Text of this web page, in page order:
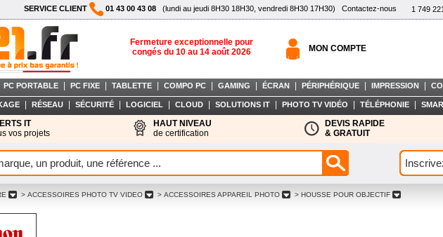
1 749 221
SERVICE CLIENT 01 43 00 43 08 (lundi au jeudi 8H30 18H30, vendredi 8H30 17H30) Contactez-nous
Fermeture exceptionnelle pour
congés du 10 au 14 août 2026
MON COMPTE
PC PORTABLE PC FIXE TABLETTE COMPO PC GAMING ÉCRAN PÉRIPHÉRIQUE IMPRESSION
RÉSEAU SÉCURITÉ LOGICIEL CLOUD SOLUTIONS IT PHOTO TV VIDÉO TÉLÉPHONIE
IT
vos projets
HAUT NIVEAU
de certification
DEVIS RAPIDE
& GRATUIT
> ACCESSOIRES PHOTO TV VIDEO > ACCESSOIRES APPAREIL PHOTO > HOUSSE POUR OBJECTIF